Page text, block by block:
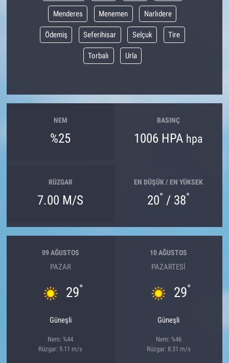
Menderes Menemen Narlıdere
Ödemiş Seferihisar Selçuk Tire
Torbalı Urla
NEM
%25
BASINÇ
1006 HPA hpa
RÜZGAR
7.00 M/S
EN DÜŞÜK / EN YÜKSEK
20° / 38°
09 AĞUSTOS
PAZAR
29°
Güneşli
Nem: %44
Rüzgar: 9.11 m/s
10 AĞUSTOS
PAZARTESI
29°
Güneşli
Nem: %46
Rüzgar: 8.31 m/s